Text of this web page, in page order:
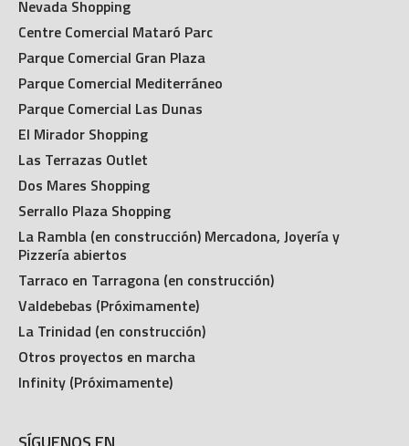
Centre Comercial Mataró Parc
Parque Comercial Gran Plaza
Parque Comercial Mediterráneo
Parque Comercial Las Dunas
El Mirador Shopping
Las Terrazas Outlet
Dos Mares Shopping
Serrallo Plaza Shopping
La Rambla (en construcción) Mercadona, Joyería y
Pizzería abiertos
Tarraco en Tarragona (en construcción)
Valdebebas (Próximamente)
La Trinidad (en construcción)
Otros proyectos en marcha
Infinity (Próximamente)